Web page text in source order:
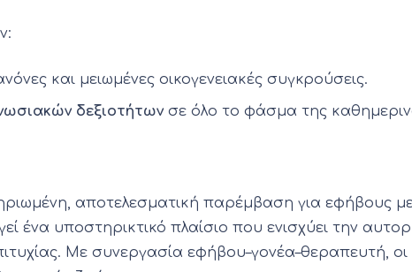
και μειωμένες οικογενειακές συγκρούσεις.
δεξιοτήτων σε όλο το φάσμα της
αποτελεσματική παρέμβαση για εφήβους
ένα υποστηρικτικό πλαίσιο που ενισχύει την
Με συνεργασία εφήβου–γονέα–θεραπευτή, οι